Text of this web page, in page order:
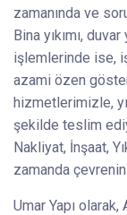
zamanında ve
Bina yıkımı,
işlemlerinde ise,
azami özen
hizmetlerimizle,
şekilde teslim
Nakliyat, İnşaat,
zamanda
Umar Yapı